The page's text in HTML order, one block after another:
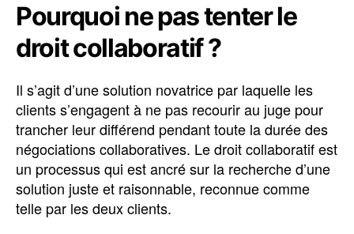
Pourquoi ne pas tenter le
droit collaboratif ?
Il s’agit d’une solution novatrice par laquelle les
clients s’engagent à ne pas recourir au juge pour
trancher leur différend pendant toute la durée des
négociations collaboratives. Le droit collaboratif est
un processus qui est ancré sur la recherche d’une
solution juste et raisonnable, reconnue comme
telle par les deux clients.